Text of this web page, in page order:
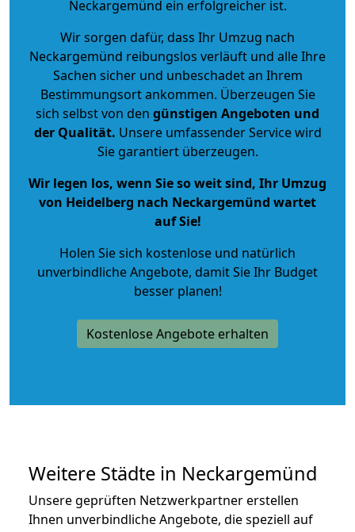
Neckargemünd ein erfolgreicher ist.
Wir sorgen dafür, dass Ihr Umzug nach
Neckargemünd reibungslos verläuft und alle Ihre
Sachen sicher und unbeschadet an Ihrem
Bestimmungsort ankommen. Überzeugen Sie
sich selbst von den günstigen Angeboten und
der Qualität. Unsere umfassender Service wird
Sie garantiert überzeugen.
Wir legen los, wenn Sie so weit sind, Ihr Umzug
von Heidelberg nach Neckargemünd wartet
auf Sie!
Holen Sie sich kostenlose und natürlich
unverbindliche Angebote, damit Sie Ihr Budget
besser planen!
Kostenlose Angebote erhalten
Weitere Städte in Neckargemünd
Unsere geprüften Netzwerkpartner erstellen
Ihnen unverbindliche Angebote, die speziell auf